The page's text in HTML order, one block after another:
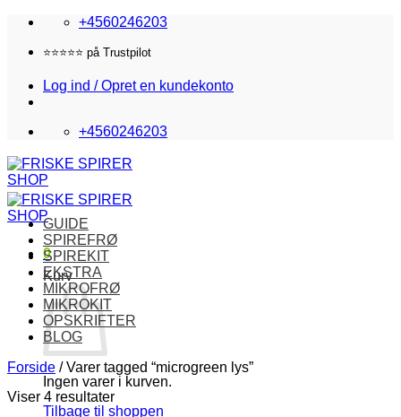
Fortsæt
indhold
+4560246203
Fri fragt i DK over 870,-
Log ind / Opret en kundekonto
+4560246203
0
Kurv
Ingen varer i kurven.
Tilbage til shoppen
GUIDE
SPIREFRØ
SPIREKIT
EKSTRA
MIKROFRØ
MIKROKIT
OPSKRIFTER
BLOG
Forside /Varer tagged “microgreen lys”
Viser 4 resultater